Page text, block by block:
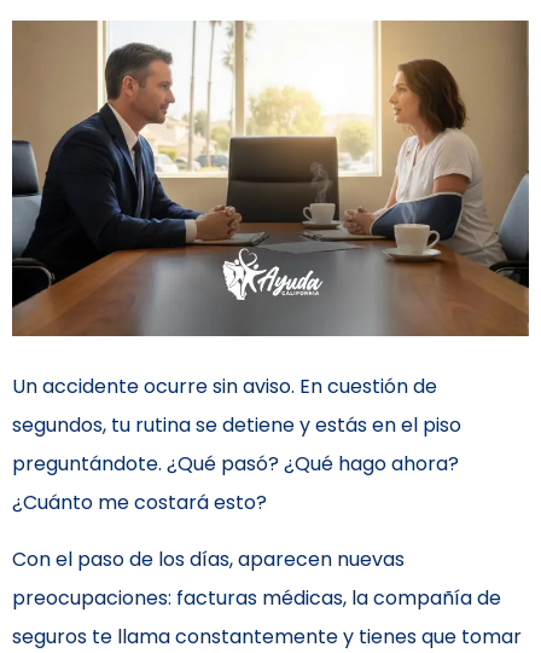
Un accidente ocurre sin aviso. En cuestión de
segundos, tu rutina se detiene y estás en el piso
preguntándote. ¿Qué pasó? ¿Qué hago ahora?
¿Cuánto me costará esto?
Con el paso de los días, aparecen nuevas
preocupaciones: facturas médicas, la compañía de
seguros te llama constantemente y tienes que tomar